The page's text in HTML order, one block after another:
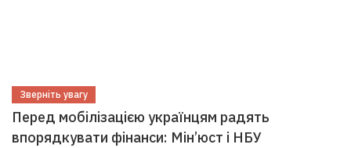
Зверніть увагу
Перед мобілізацією українцям радять
впорядкувати фінанси: Мін’юст і НБУ